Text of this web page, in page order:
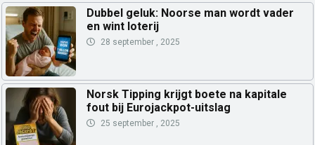
Dubbel geluk: Noorse man wordt vader
en wint loterij
28 september , 2025
Norsk Tipping krijgt boete na kapitale
fout bij Eurojackpot-uitslag
25 september , 2025